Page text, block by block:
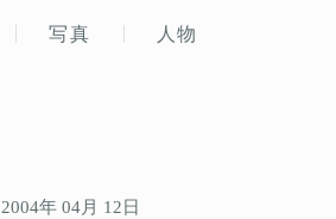
写真 人物
2004年 04月 12日